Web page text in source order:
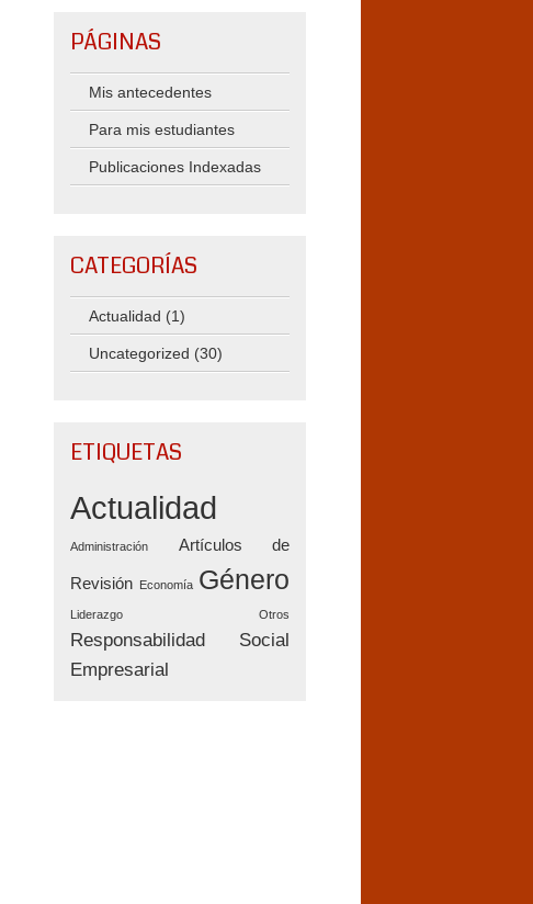
PÁGINAS
Mis antecedentes
Para mis estudiantes
Publicaciones Indexadas
CATEGORÍAS
Actualidad (1)
Uncategorized (30)
ETIQUETAS
Actualidad
Administración Artículos de
Revisión Economía Género
Liderazgo Otros
Responsabilidad Social
Empresarial